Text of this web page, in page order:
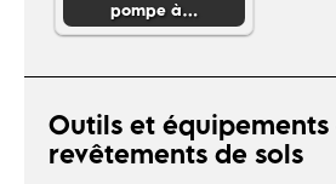
pompe à…
Outils et
revêtements de sols